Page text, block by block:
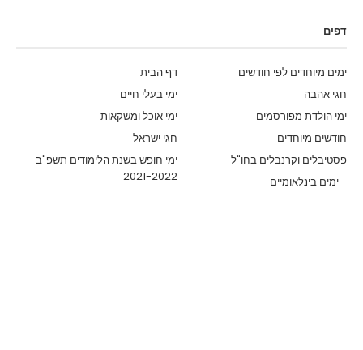
דפים
דף הבית
ימים מיוחדים לפי חודשים
ימי בעלי חיים
חגי אהבה
ימי אוכל ומשקאות
ימי הולדת מפורסמים
חגי ישראל
חודשים מיוחדים
ימי חופש בשנת הלימודים תשפ"ב
2021-2022
פסטיבלים וקרנבלים בחו"ל
ימים בינלאומיים